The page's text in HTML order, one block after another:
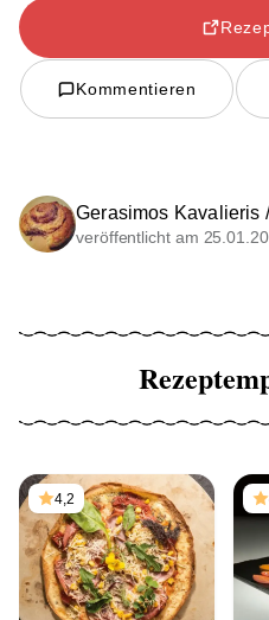
Kommentieren
Gerasimos Kavalieris
veröffentlicht am
4,2